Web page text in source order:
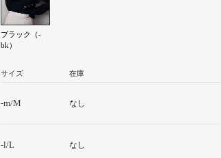
ブラック（-
bk）
サイズ 在庫
-m/M なし
-l/L なし